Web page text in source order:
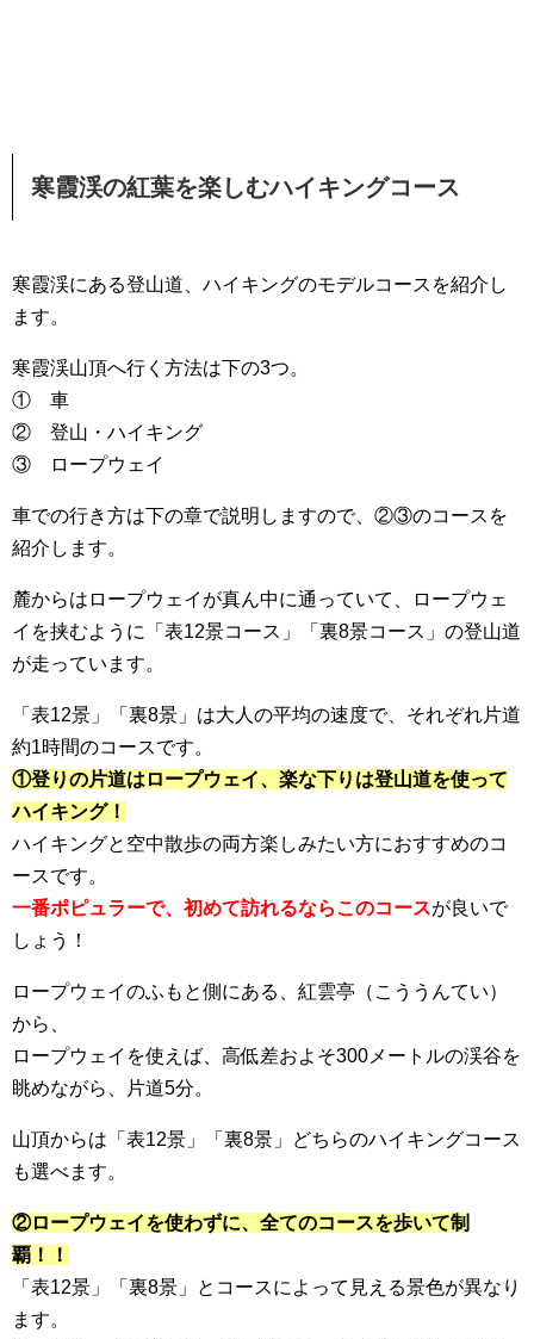
寒霞渓の紅葉を楽しむハイキングコース
寒霞渓にある登山道、ハイキングのモデルコースを紹介し
ます。
寒霞渓山頂へ行く方法は下の3つ。
① 車
② 登山・ハイキング
③ ロープウェイ
車での行き方は下の章で説明しますので、②③のコースを
紹介します。
麓からはロープウェイが真ん中に通っていて、ロープウェ
イを挟むように「表12景コース」「裏8景コース」の登山道
が走っています。
「表12景」「裏8景」は大人の平均の速度で、それぞれ片道
約1時間のコースです。
①登りの片道はロープウェイ、楽な下りは登山道を使って
ハイキング！
ハイキングと空中散歩の両方楽しみたい方におすすめのコ
ースです。
一番ポピュラーで、初めて訪れるならこのコースが良いで
しょう！
ロープウェイのふもと側にある、紅雲亭（こううんてい）
から、
ロープウェイを使えば、高低差およそ300メートルの渓谷を
眺めながら、片道5分。
山頂からは「表12景」「裏8景」どちらのハイキングコース
も選べます。
②ロープウェイを使わずに、全てのコースを歩いて制
覇！！
「表12景」「裏8景」とコースによって見える景色が異なり
ます。